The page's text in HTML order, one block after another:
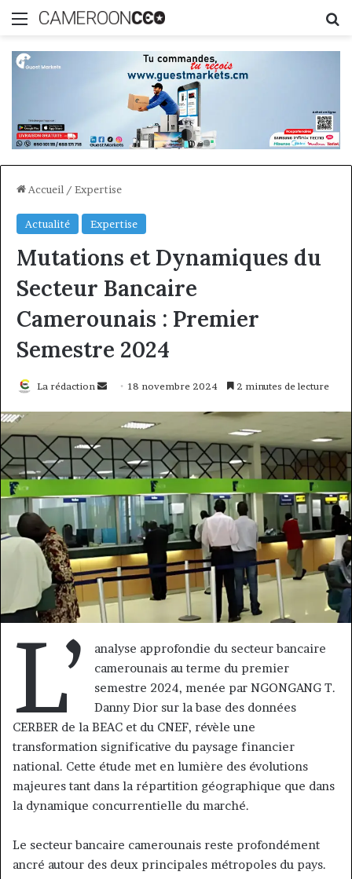
Menu
Accueil / Expertise
Actualité Expertise
Mutations et Dynamiques du
Secteur Bancaire
Camerounais : Premier
Semestre 2024
La rédaction
Envoyer
courriel
18 novembre 2024 2 minutes de lecture
L’
analyse approfondie du secteur bancaire
camerounais au terme du premier
semestre 2024, menée par NGONGANG T.
Danny Dior sur la base des données
CERBER de la BEAC et du CNEF, révèle une
transformation significative du paysage financier
national. Cette étude met en lumière des évolutions
majeures tant dans la répartition géographique que dans
la dynamique concurrentielle du marché.
Le secteur bancaire camerounais reste profondément
ancré autour des deux principales métropoles du pays.